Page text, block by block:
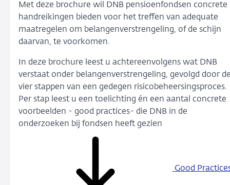
Met deze brochure wil DNB pensioenfondsen concrete
handreikingen bieden voor het treffen van adequate
maatregelen om belangenverstrengeling, of de schijn
daarvan, te voorkomen.
In deze brochure leest u achtereenvolgens wat DNB
verstaat onder belangenverstrengeling, gevolgd door
vier stappen van een gedegen risicobeheersingsproces.
Per stap leest u een toelichting én een aantal concrete
voorbeelden - good practices- die DNB in de
onderzoeken bij fondsen heeft gezien
Good